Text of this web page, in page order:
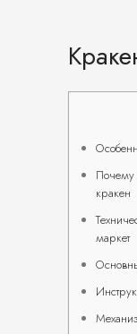
Почему
кракен
маркет